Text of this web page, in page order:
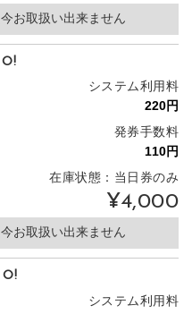
お取扱い出来ません
システム利用料
発券手数料
在庫状態：当日券のみ
¥4,000
お取扱い出来ません
O!
システム利用料